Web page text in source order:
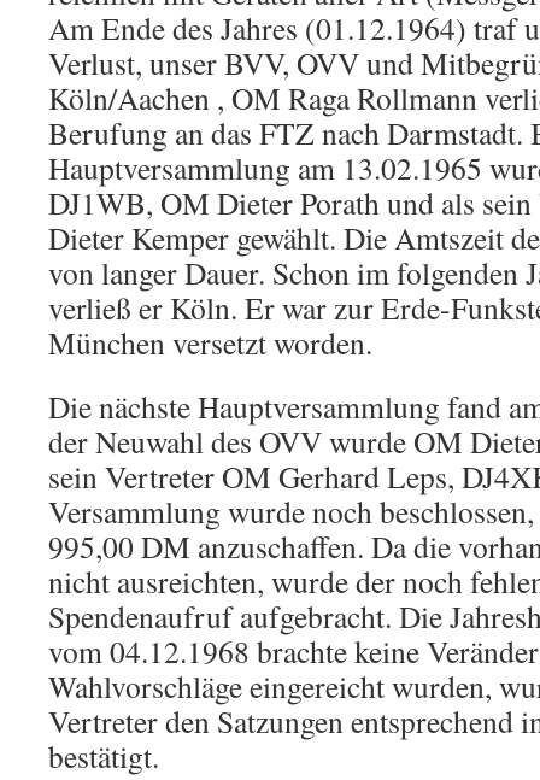
Am Ende des Jahres (01.12.1964) traf
Verlust, unser BVV, OVV und
Köln/Aachen , OM Raga Rollmann
Berufung an das FTZ nach Darmstadt.
Hauptversammlung am 13.02.1965
DJ1WB, OM Dieter Porath und als
Dieter Kemper gewählt. Die Amtszeit
von langer Dauer. Schon im folgenden
verließ er Köln. Er war zur Erde-
München versetzt worden.
Die nächste Hauptversammlung fand
der Neuwahl des OVV wurde OM
sein Vertreter OM Gerhard Leps,
Versammlung wurde noch
995,00 DM anzuschaffen. Da die
nicht ausreichten, wurde der noch
Spendenaufruf aufgebracht. Die
vom 04.12.1968 brachte keine
Wahlvorschläge eingereicht wurden,
Vertreter den Satzungen entsprechend
bestätigt.